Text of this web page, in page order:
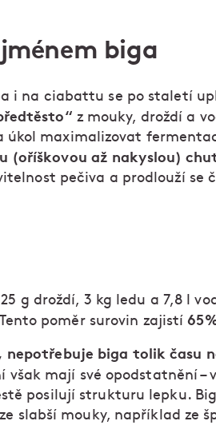
biga
i na ciabattu se po staletí
z mouky, droždí a
úkol maximalizovat
(oříškovou až nakyslou)
pečiva a prodlouží se
g droždí, 3 kg ledu a 7,8 l
poměr surovin zajistí
nepotřebuje biga tolik času
však mají své opodstatnění –
posilují strukturu lepku.
slabší mouky, například ze